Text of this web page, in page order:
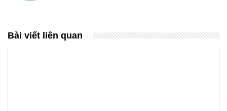
Bài viết liên quan